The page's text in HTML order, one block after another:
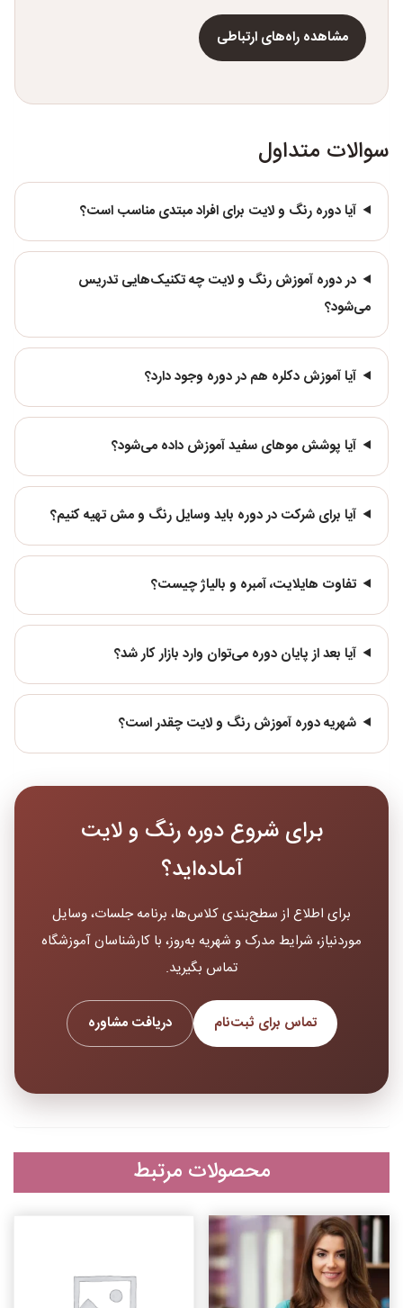
مشاهده راه‌های ارتباطی
سوالات متداول
آیا دوره رنگ و لایت برای افراد مبتدی مناسب است؟
در دوره آموزش رنگ و لایت چه تکنیک‌هایی تدریس
می‌شود؟
آیا آموزش دکلره هم در دوره وجود دارد؟
آیا پوشش موهای سفید آموزش داده می‌شود؟
آیا برای شرکت در دوره باید وسایل رنگ و مش تهیه کنیم؟
تفاوت هایلایت، آمبره و بالیاژ چیست؟
آیا بعد از پایان دوره می‌توان وارد بازار کار شد؟
شهریه دوره آموزش رنگ و لایت چقدر است؟
برای شروع دوره رنگ و لایت
آماده‌اید؟
برای اطلاع از سطح‌بندی کلاس‌ها، برنامه جلسات، وسایل
موردنیاز، شرایط مدرک و شهریه به‌روز، با کارشناسان آموزشگاه
تماس بگیرید.
تماس برای ثبت‌نام دریافت مشاوره
محصولات مرتبط